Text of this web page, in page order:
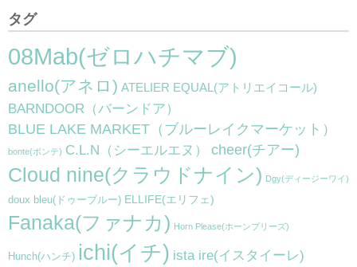
タグ
08Mab(ゼロハチマブ)
anello(アネロ) ATELIER EQUAL(アトリエイコール)
BARNDOOR（バーンドア）
BLUE LAKE MARKET（ブルーレイクマーケット）
bonte(ボンテ) C.L.N（シーエルエヌ） cheer(チアー)
Cloud nine(クラウドナイン) Dgy(ディージーワイ)
doux bleu(ドゥーブルー) ELLIFE(エリフェ)
Fanaka(ファナカ) Horn Please(ホーンプリーズ)
Hunch(ハンチ) ichi(イチ) ista ire(イスタイーレ)